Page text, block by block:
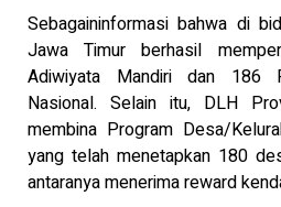
Sebagaininformasi bahwa di
Jawa Timur berhasil
Adiwiyata Mandiri dan 186
Nasional. Selain itu, DLH
membina Program Desa/
yang telah menetapkan 180
antaranya menerima reward